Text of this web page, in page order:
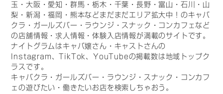
玉・大阪・愛知・群馬・栃木・千葉・長野・富山・石川・山
梨・新潟・福岡・熊本などまだまだエリア拡大中！のキャバ
クラ・ガールズバー・ラウンジ・スナック・コンカフェなど
の店舗情報・求人情報・体験入店情報が満載のサイトです。
ナイトグラムはキャバ嬢さん・キャストさんの
Instagram、TikTok、YouTubeの掲載数は地域トップク
ラスです。
キャバクラ・ガールズバー・ラウンジ・スナック・コンカフ
ェの遊びたい・働きたいお店を検索しちゃおう。